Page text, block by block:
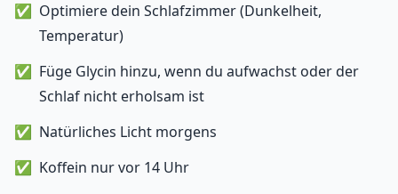
Optimiere dein Schlafzimmer (Dunkelheit,
Temperatur)
Füge Glycin hinzu, wenn du aufwachst oder der
Schlaf nicht erholsam ist
Natürliches Licht morgens
Koffein nur vor 14 Uhr